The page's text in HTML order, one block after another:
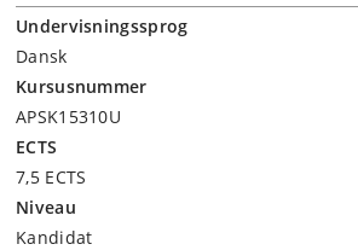
Undervisningssprog
Dansk
Kursusnummer
APSK15310U
ECTS
7,5 ECTS
Niveau
Kandidat